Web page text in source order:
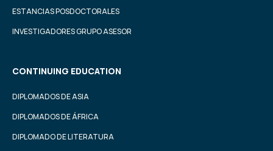
ESTANCIAS POSDOCTORALES
INVESTIGADORES GRUPO ASESOR
CONTINUING EDUCATION
DIPLOMADOS DE ASIA
DIPLOMADOS DE ÁFRICA
DIPLOMADO DE LITERATURA